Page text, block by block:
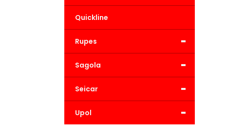
Quickline
-
Rupes
-
Sagola
-
Seicar
-
Upol